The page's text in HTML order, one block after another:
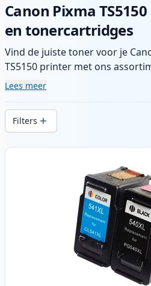
Canon Pixma
en tonercartridges
Vind de juiste toner voor je
TS5150 printer met ons
compatibele en high-yield
snelle levering vanuit lokale
Lees meer
Filters
Producten